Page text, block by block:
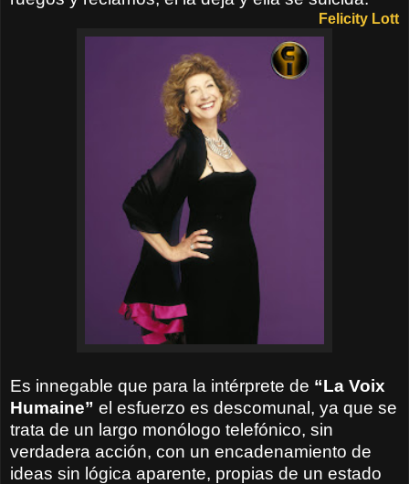
Felicity Lott
Es innegable que para la intérprete de “La Voix
Humaine” el esfuerzo es descomunal, ya que se
trata de un largo monólogo telefónico, sin
verdadera acción, con un encadenamiento de
ideas sin lógica aparente, propias de un estado